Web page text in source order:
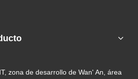
zona de desarrollo de Wan' An, área